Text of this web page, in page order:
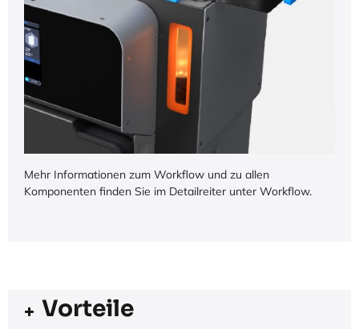
Mehr Informationen zum Workflow und zu allen
Komponenten finden Sie im Detailreiter unter Workflow.
Vorteile